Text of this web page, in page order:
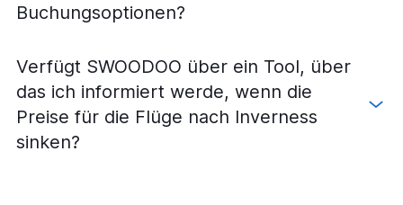
Buchungsoptionen?
Verfügt SWOODOO über ein Tool, über
das ich informiert werde, wenn die
Preise für die Flüge nach Inverness
sinken?